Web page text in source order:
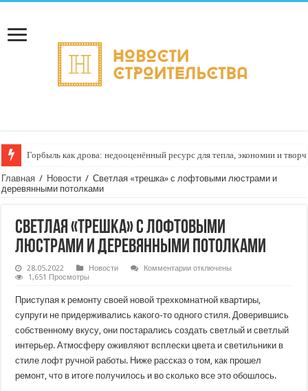
Горбыль как дрова: недооценённый ресурс для тепла, экономии и
Главная / Новости / Светлая «трешка» с лофтовыми люстрами и
деревянными потолками
Светлая «трешка» с лофтовыми
люстрами и деревянными потолками
28.05.2022 Новости Комментариик
«трешка»
с
лофтовыми
люстрами
и
потолками
отключены
1,651 Просмотры
Приступая к ремонту своей новой трехкомнатной квартиры,
супруги не придерживались какого-то одного стиля. Доверившись
собственному вкусу, они постарались создать светлый и светлый
интерьер. Атмосферу оживляют всплески цвета и светильники в
стиле лофт ручной работы. Ниже рассказ о том, как прошел
ремонт, что в итоге получилось и во сколько все это обошлось.